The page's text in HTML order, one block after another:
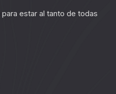
estar al tanto de todas